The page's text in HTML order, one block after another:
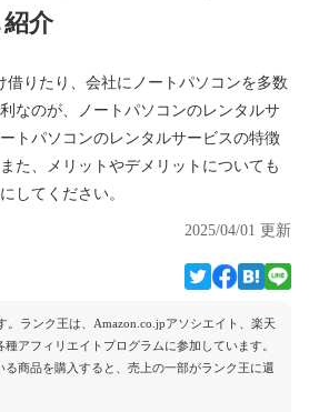
介
借りたり、会社にノートパソコンを多数
なのが、ノートパソコンのレンタルサ
トパソコンのレンタルサービスの特徴
た、メリットやデメリットについても
してください。
2025/04/01 更新
。ランク王は、Amazon.co.jpアソシエイト、楽天
アフィリエイトプログラムに参加しています。
商品を購入すると、売上の一部がランク王に還